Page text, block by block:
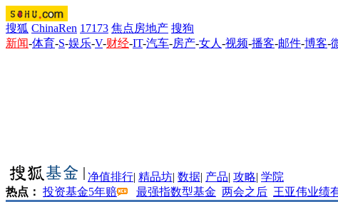
搜狐 ChinaRen 17173 焦点房地产 搜狗
新闻-体育-S-娱乐-V-财经-IT-汽车-房产-女人 -视频-播客-邮件-博客-
净值排行| 精品坊| 数据| 产品| 攻略| 学院
热点： 投资基金5年赔 最强指数型基金 两会之后 王亚伟业绩